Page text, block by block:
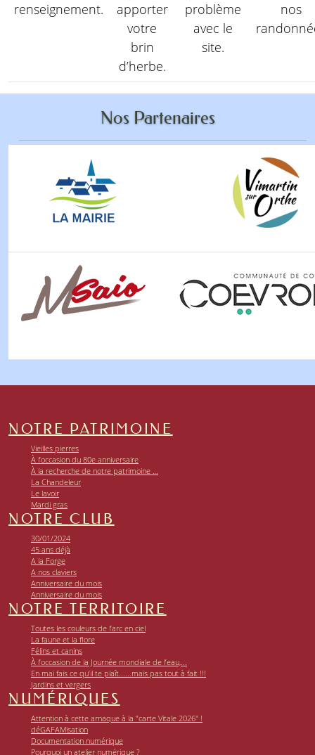
renseignement.
apporter
votre
brin
d’herbe.
problème
avec le
site.
nos
Nos Partenaires
NOTRE PATRIMOINE
Vieilles pierres
À l’occasion du 80e anniversaire
À la recherche de notre patrimoine …
La Chandeleur
Le lavoir
Mardi gras
NOTRE CLUB
30/01/2024
45 ans déjà
A la Forge
A nos claviers
Anniversaire du mois
Anniversaire du mois
NOTRE TERRITOIRE
Toutes les couleurs de l’arc en ciel
La faune et la flore
Félins et canins
À l’occasion de la Journée mondiale de l’eau,...
En mai fais ce qu’il te plaît......mais pas tout à fait !!!
Jardins et vergers
NUMÉRIQUES
Attention à cette arnaque à la "carte Vitale 2026" !
déGAFAMisation
Documentation numérique
Pourquoi un atelier numérique ?